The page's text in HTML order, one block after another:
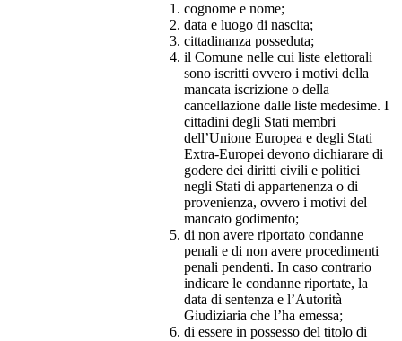
cognome e nome;
data e luogo di nascita;
cittadinanza posseduta;
il Comune nelle cui liste elettorali
sono iscritti ovvero i motivi della
mancata iscrizione o della
cancellazione dalle liste medesime. I
cittadini degli Stati membri
dell’Unione Europea e degli Stati
Extra-Europei devono dichiarare di
godere dei diritti civili e politici
negli Stati di appartenenza o di
provenienza, ovvero i motivi del
mancato godimento;
di non avere riportato condanne
penali e di non avere procedimenti
penali pendenti. In caso contrario
indicare le condanne riportate, la
data di sentenza e l’Autorità
Giudiziaria che l’ha emessa;
di essere in possesso del titolo di